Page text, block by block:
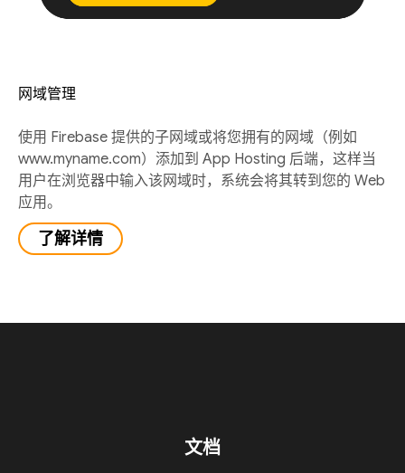
网域管理
使用 Firebase 提供的子网域或将您拥有的网域（例如
www.myname.com）添加到 App Hosting 后端，这样当
用户在浏览器中输入该网域时，系统会将其转到您的 Web
应用。
了解详情
文档